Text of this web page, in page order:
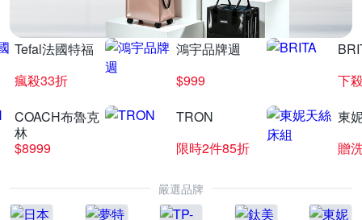
Tefal法國特福
瘋殺33折
鴻宇品牌週
$999
下
COACH布魯克
林
$8999
TRON
限時2件85折
東
贈
嚴選品牌